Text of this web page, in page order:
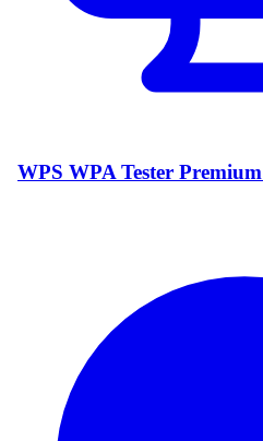
الدخول إلى صفحة تحميل WPS WPA Tester Premium